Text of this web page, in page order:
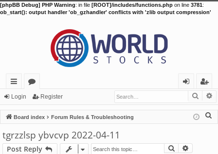
[phpBB Debug] PHP Warning: in file [ROOT]/includes/functions.php on line 3781:
ob_start(): output handler 'ob_gzhandler' conflicts with 'zlib output compression'
ui
ck
lin
ks
or
u
m
s
in
eg
ist
er
Login Register
Board index Forum Rules & Troubleshooting
tgrzzlsp ybvcvp 2022-04-11
Post Reply Search